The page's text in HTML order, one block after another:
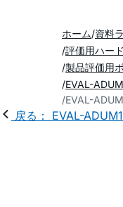
ホーム 資料
評価用ハー
製品評価用
EVAL-
EVAL-
戻る： EVAL-